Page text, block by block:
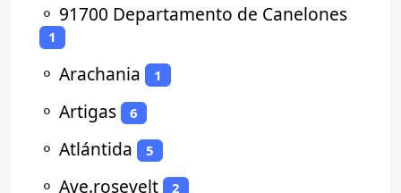
⚬ 91700 Departamento de Canelones
1
⚬ Arachania 1
⚬ Artigas 6
⚬ Atlántida 5
⚬ Ave.rosevelt 2